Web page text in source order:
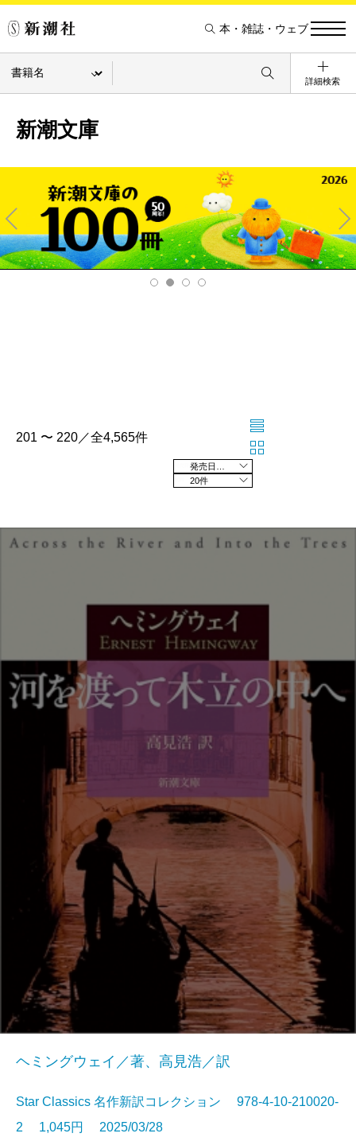
本・雑誌・ウェブ
詳細検索
新潮文庫
Pre
v
Ne
xt
201 〜 220／全4,565件
20件
ヘミングウェイ／著、高見浩／訳
Star Classics 名作新訳コレクション 978-4-10-210020-
2 1,045円 2025/03/28